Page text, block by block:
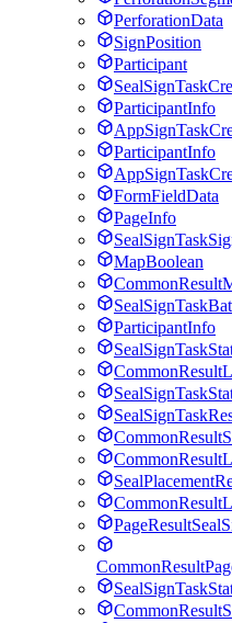
PerforationData
SignPosition
Participant
ParticipantInfo
ParticipantInfo
FormFieldData
PageInfo
MapBoolean
ParticipantInfo